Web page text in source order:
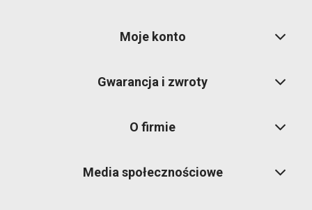
Moje konto
Gwarancja i zwroty
O firmie
Media społecznościowe